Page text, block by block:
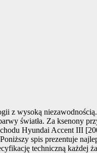
z wysoką
światła. Za ksenony
Hyundai Accent III
spis prezentuje
techniczną każdej